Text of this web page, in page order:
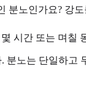
노인가요? 강
시간 또는 며칠
노는 단일하